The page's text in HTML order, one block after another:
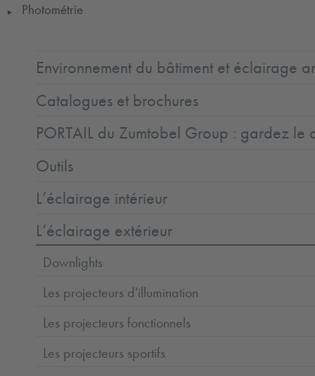
▶ Photométrie
Environnement du bâtiment et éclairage
Catalogues et brochures
PORTAIL du Zumtobel Group : gardez le
Outils
L’éclairage intérieur
L’éclairage extérieur
Downlights
Les projecteurs d'illumination
Les projecteurs fonctionnels
Les projecteurs sportifs